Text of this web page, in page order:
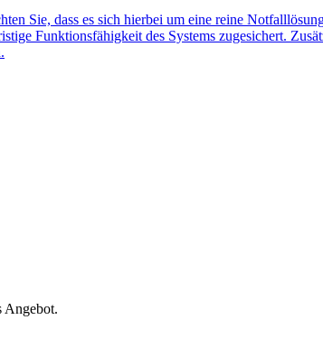
Sie, dass es sich hierbei um eine reine
Funktionsfähigkeit des Systems zugesichert.
Angebot.